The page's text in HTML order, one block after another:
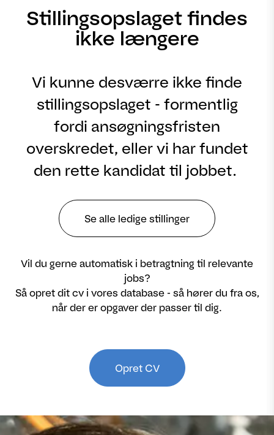
Stillingsopslaget findes
ikke længere
Vi kunne desværre ikke finde
stillingsopslaget - formentlig
fordi ansøgningsfristen
overskredet, eller vi har fundet
den rette kandidat til jobbet.
Se alle ledige stillinger
Vil du gerne automatisk i betragtning til relevante
jobs?
Så opret dit cv i vores database - så hører du fra os,
når der er opgaver der passer til dig.
Opret CV